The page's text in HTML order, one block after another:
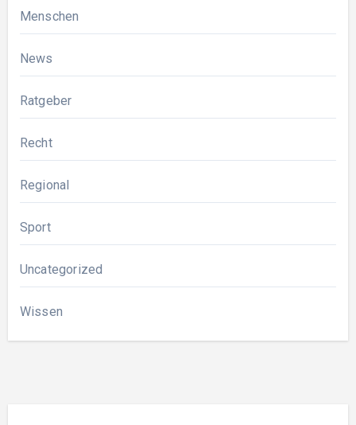
Menschen
News
Ratgeber
Recht
Regional
Sport
Uncategorized
Wissen